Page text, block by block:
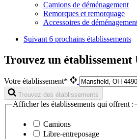
Camions de déménagement
Remorques et remorquage
Accessoires de
Suivant 6 prochains établissements
Trouvez un établissement
Votre établissement*
Trouvez des établissements
Afficher les établissements qui offrent :
Camions
Libre-entreposage